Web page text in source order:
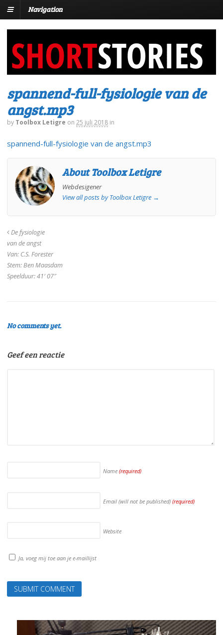
Navigation
spannend-full-fysiologie van de
angst.mp3
by Toolbox Letigre on 25 juli 2018 in
spannend-full-fysiologie van de angst.mp3
About Toolbox Letigre
Webdesigener
View all posts by Toolbox Letigre →
De fysiologie
van de angst
Van: C.S. Forester
Stem: Ben Maasdam
Speelduur: 41′ 07″
No comments yet.
Geef een reactie
Name (required)
Email (will not be published) (required)
Website
Ja, voeg mij toe aan je e-maillijst